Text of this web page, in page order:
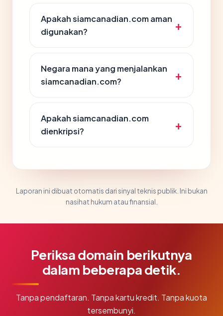
Apakah siamcanadian.com aman
digunakan?
Negara mana yang menjalankan
siamcanadian.com?
Apakah siamcanadian.com
dienkripsi?
Laporan ini dibuat otomatis dari sinyal teknis publik. Ini bukan
nasihat hukum atau finansial.
Periksa domain berikutnya
dalam beberapa detik.
Tanpa pendaftaran. Tanpa kartu kredit. Tanpa kuota
tersembunyi.